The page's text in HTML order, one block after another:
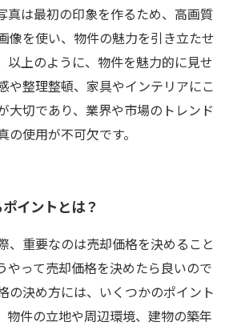
真は最初の印象を作るため、高画質
像を使い、物件の魅力を引き立たせ
以上のように、物件を魅力的に見せ
や整理整頓、家具やインテリアにこ
大切であり、業界や市場のトレンド
の使用が不可欠です。
イントとは？
、重要なのは売却価格を決めること
やって売却価格を決めたら良いので
の決め方には、いくつかのポイント
物件の立地や周辺環境、建物の築年